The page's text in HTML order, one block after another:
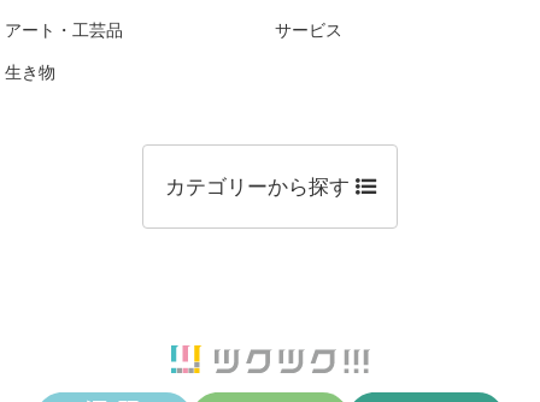
アート・工芸品 サービス
生き物
カテゴリーから探す